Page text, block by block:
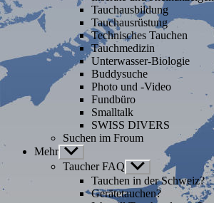
Tauchausbildung
Tauchausrüstung
Technisches Tauchen
Tauchmedizin
Unterwasser-Biologie
Buddysuche
Photo und -Video
Fundbüro
Smalltalk
SWISS DIVERS
Suchen im Froum
Mehr Untermenü
anzeigen
Taucher FAQ Untermenü
anzeigen
Tauchen in der Schweiz?
Gerätetauchen?